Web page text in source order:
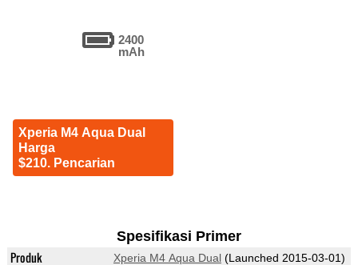
2400
mAh
Xperia M4 Aqua Dual
Harga
$210. Pencarian
Spesifikasi Primer
Produk Xperia M4 Aqua Dual(Launched 2015-03-01)